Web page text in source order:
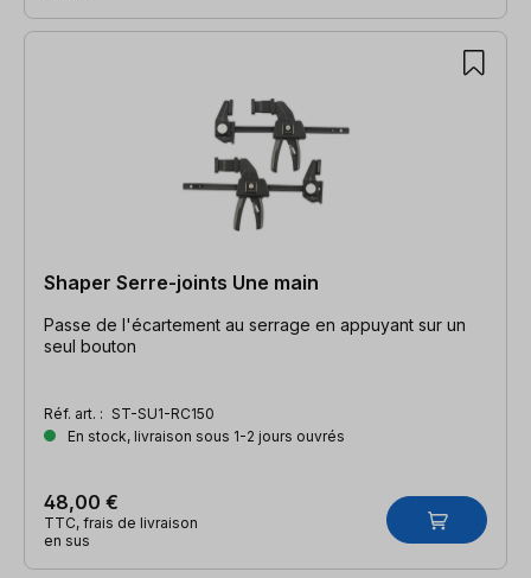
Shaper Serre-joints Une main
Passe de l'écartement au serrage en appuyant sur un
seul bouton
Réf. art. : ST-SU1-RC150
En stock, livraison sous 1-2 jours ouvrés
48,00 €
TTC, frais de livraison
en sus